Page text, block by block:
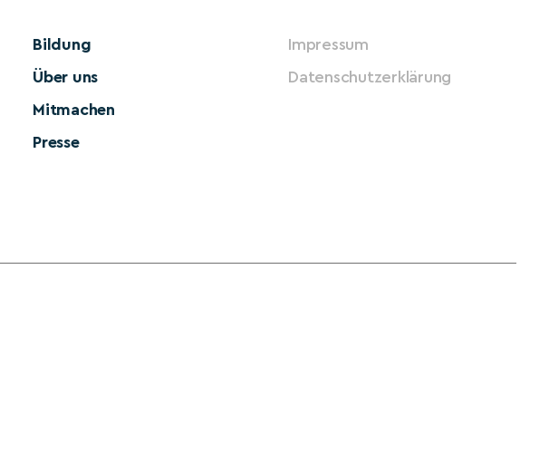
Bildung
Über uns
Mitmachen
Presse
Impressum
Datenschutzerklärung